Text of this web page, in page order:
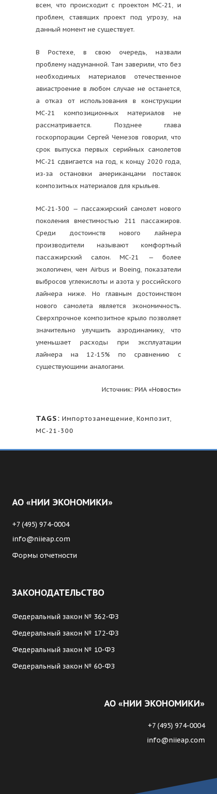
всем, что происходит с проектом МС-21, и
проблем, ставящих проект под угрозу, на
данный момент не существует.
В Ростехе, в свою очередь, назвали
проблему надуманной. Там заверили, что без
необходимых материалов отечественное
авиастроение в любом случае не останется,
а отказ от использования в конструкции
МС-21 композиционных материалов не
рассматривается. Позднее глава
госкорпорации Сергей Чемезов говорил, что
срок выпуска первых серийных самолетов
МС-21 сдвигается на год, к концу 2020 года,
из-за остановки американцами поставок
композитных материалов для крыльев.
МС-21-300 — пассажирский самолет нового
поколения вместимостью 211 пассажиров.
Среди достоинств нового лайнера
производители называют комфортный
пассажирский салон. МС-21 — более
экологичен, чем Airbus и Boeing, показатели
выбросов углекислоты и азота у российского
лайнера ниже. Но главным достоинством
нового самолета является экономичность.
Сверхпрочное композитное крыло позволяет
значительно улучшить аэродинамику, что
уменьшает расходы при эксплуатации
лайнера на 12-15% по сравнению с
существующими аналогами.
Источник: РИА «Новости»
TAGS: Импортозамещение, Композит,
МС-21-300
АО «НИИ ЭКОНОМИКИ»
+7 (495) 974-0004
info@niieap.com
Формы отчетности
ЗАКОНОДАТЕЛЬСТВО
Федеральный закон № 362-ФЗ
Федеральный закон № 172-ФЗ
Федеральный закон № 10-ФЗ
Федеральный закон № 60-ФЗ
АО «НИИ ЭКОНОМИКИ»
+7 (495) 974-0004
info@niieap.com